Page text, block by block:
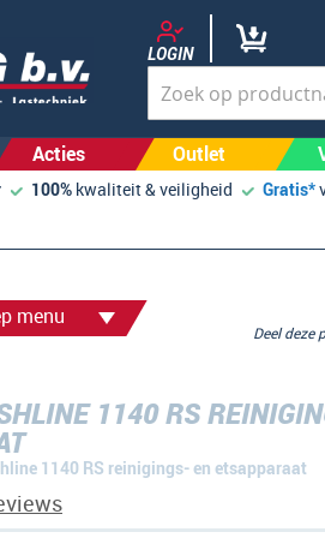
LOGIN
Acties Outlet
100% kwaliteit & veiligheid Gratis*
menu
1140 RS
1140 RS reinigings- en etsapparaat
Deel